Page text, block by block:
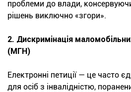
проблеми до влади,
рішень виключно «згори».
2. Дискримінація
(МГН)
Електронні петиції — це часто
для осіб з інвалідністю,